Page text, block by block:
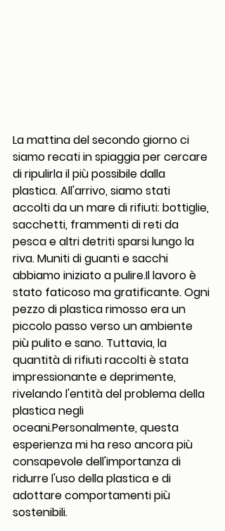
La mattina del secondo giorno ci
siamo recati in spiaggia per cercare
di ripulirla il più possibile dalla
plastica. All'arrivo, siamo stati
accolti da un mare di rifiuti: bottiglie,
sacchetti, frammenti di reti da
pesca e altri detriti sparsi lungo la
riva. Muniti di guanti e sacchi
abbiamo iniziato a pulire.Il lavoro è
stato faticoso ma gratificante. Ogni
pezzo di plastica rimosso era un
piccolo passo verso un ambiente
più pulito e sano. Tuttavia, la
quantità di rifiuti raccolti è stata
impressionante e deprimente,
rivelando l'entità del problema della
plastica negli
oceani.Personalmente, questa
esperienza mi ha reso ancora più
consapevole dell'importanza di
ridurre l'uso della plastica e di
adottare comportamenti più
sostenibili.